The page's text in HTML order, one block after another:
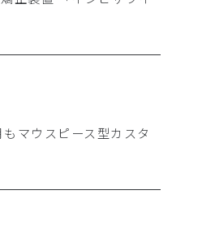
マウスピース型カスタ